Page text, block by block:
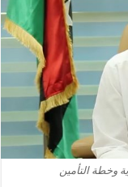
وخطة التأمين